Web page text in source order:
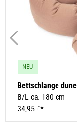
NEU
Bettschlange dune
B/L ca. 180 cm
34,95 €*